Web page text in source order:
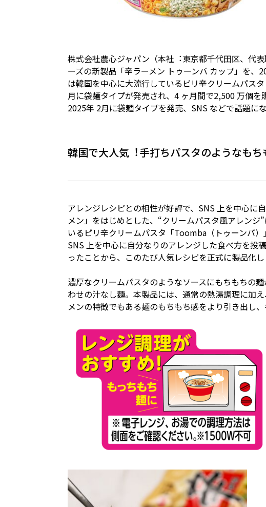
株式会社農⼼ジャパン（本社︓東京都千代⽥区、代
ーズの新製品「⾟ラーメン トゥーンバ カップ」を
は韓国を中⼼に⼤流⾏しているピリ⾟クリームパス
⽉に袋麺タイプが発売され、4 ヶ⽉間で2,500 万個
2025年 2⽉に袋麺タイプを発売、SNS などで話題に
韓国で⼤⼈気︕⼿打ちパスタのようなも
アレンジレシピとの相性が好評で、SNS 上を中⼼に
メン」をはじめとした、“クリームパスタ⾵アレン
いるピリ⾟クリームパスタ「Toomba（トゥーンバ
SNS 上を中⼼に⾃分なりのアレンジした⾷べ⽅を投
ったことから、このたび⼈気レシピを正式に製品化し
濃厚なクリームパスタのようなソースにもちもちの
わせの汁なし麺。本製品には、通常の熱湯調理に加
メンの特徴でもある麺のもちもち感をより引き出し